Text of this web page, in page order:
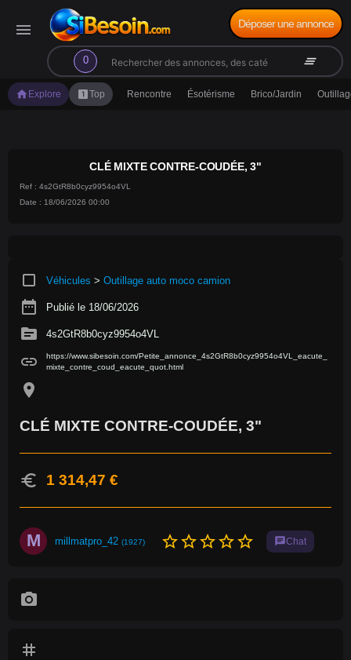
menu
0
search clear_all
Déposer une annonce
home Explore looks_oneTop Rencontre Ésotérisme Brico/Jardin
CLÉ MIXTE CONTRE-COUDÉE, 3"
Ref : 4s2GtR8b0cyz9954o4VL
Date : 18/06/2026 00:00
crop_square Véhicules > Outillage auto moco camion
date_range Publié le 18/06/2026
source 4s2GtR8b0cyz9954o4VL
link
https://www.sibesoin.com/Petite_annonce_4s2GtR8b0cyz9954o4VL_eacute_
mixte_contre_coud_eacute_quot.html
location_on
CLÉ MIXTE CONTRE-COUDÉE, 3"
euro 1 314,47 €
M millmatpro_42 (1927) star_borderstar_borderstar_borderstar_borderstar_border chatChat
photo_camera
tag